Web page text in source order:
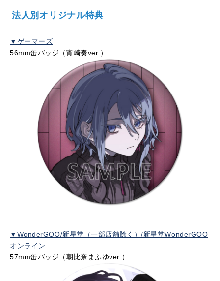
法人別オリジナル特典
▼ゲーマーズ
56mm缶バッジ（宵崎奏ver. ）
▼WonderGOO/新星堂（一部店舗除く）/新星堂WonderGOO
オンライン
57mm缶バッジ（朝比奈まふゆver. ）